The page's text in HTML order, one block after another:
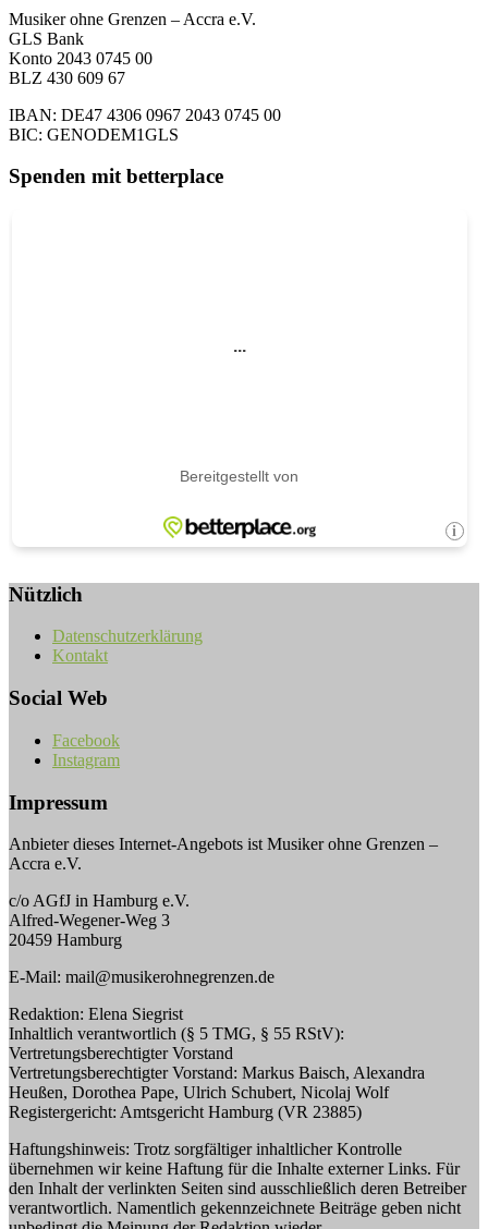
Musiker ohne Grenzen – Accra e.V.
GLS Bank
Konto 2043 0745 00
BLZ 430 609 67
IBAN: DE47 4306 0967 2043 0745 00
BIC: GENODEM1GLS
Spenden mit betterplace
Nützlich
Datenschutzerklärung
Kontakt
Social Web
Facebook
Instagram
Impressum
Anbieter dieses Internet-Angebots ist Musiker ohne Grenzen –
Accra e.V.
c/o AGfJ in Hamburg e.V.
Alfred-Wegener-Weg 3
20459 Hamburg
E-Mail: mail@musikerohnegrenzen.de
Redaktion: Elena Siegrist
Inhaltlich verantwortlich (§ 5 TMG, § 55 RStV):
Vertretungsberechtigter Vorstand
Vertretungsberechtigter Vorstand: Markus Baisch, Alexandra
Heußen, Dorothea Pape, Ulrich Schubert, Nicolaj Wolf
Registergericht: Amtsgericht Hamburg (VR 23885)
Haftungshinweis: Trotz sorgfältiger inhaltlicher Kontrolle
übernehmen wir keine Haftung für die Inhalte externer Links. Für
den Inhalt der verlinkten Seiten sind ausschließlich deren Betreiber
verantwortlich. Namentlich gekennzeichnete Beiträge geben nicht